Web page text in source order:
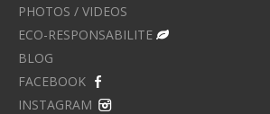
PHOTOS / VIDEOS
ECO-RESPONSABILITE
BLOG
FACEBOOK
INSTAGRAM